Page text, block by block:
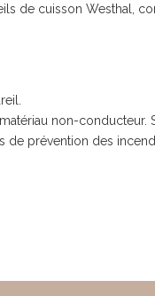
de cuisson Westhal,
non-conducteur.
prévention des